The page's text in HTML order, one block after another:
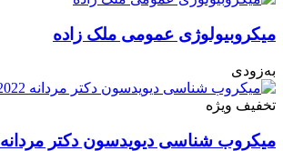
میکروبیولوژی عمومی ملک زاده
به‌زودی
تخفیف ویژه
میکروب شناسی دیویدسون دکتر مردانه 2022